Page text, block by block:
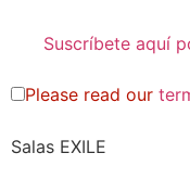
Please read our
Salas EXILE